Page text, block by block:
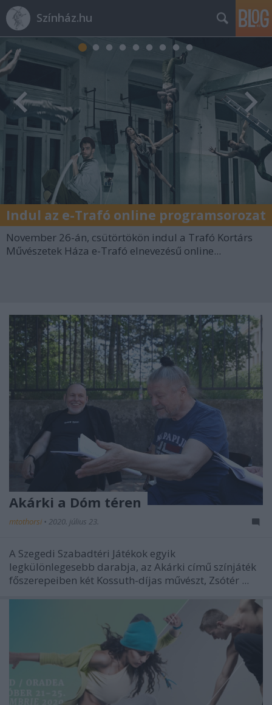
Színház.hu
Indul az e-Trafó online programsorozat
November 26-án, csütörtökön indul a Trafó Kortárs
Művészetek Háza e-Trafó elnevezésű online...
Akárki a Dóm téren
mtothorsi • 2020. július 23.
A Szegedi Szabadtéri Játékok egyik
legkülönlegesebb darabja, az Akárki című színjáték
főszerepeiben két Kossuth-díjas művészt, Zsótér ...